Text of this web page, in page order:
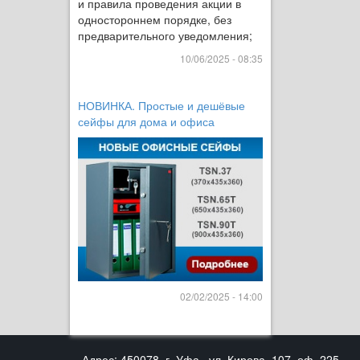
и правила проведения акции в
одностороннем порядке, без
предварительного уведомления;
10/06/2025 - 08:35
НОВИНКА. Простые и дешёвые
сейфы для дома и офиса
02/02/2025 - 14:00